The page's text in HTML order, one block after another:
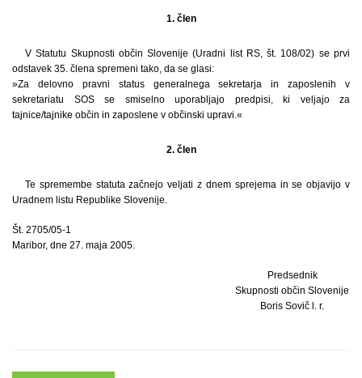
1. člen
V Statutu Skupnosti občin Slovenije (Uradni list RS, št. 108/02) se prvi
odstavek 35. člena spremeni tako, da se glasi:
»Za delovno pravni status generalnega sekretarja in zaposlenih v
sekretariatu SOS se smiselno uporabljajo predpisi, ki veljajo za
tajnice/tajnike občin in zaposlene v občinski upravi.«
2. člen
Te spremembe statuta začnejo veljati z dnem sprejema in se objavijo v
Uradnem listu Republike Slovenije.
Št. 2705/05-1
Maribor, dne 27. maja 2005.
Predsednik
Skupnosti občin Slovenije
Boris Sovič l. r.